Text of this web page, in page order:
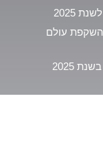
השקפת עולם
2025